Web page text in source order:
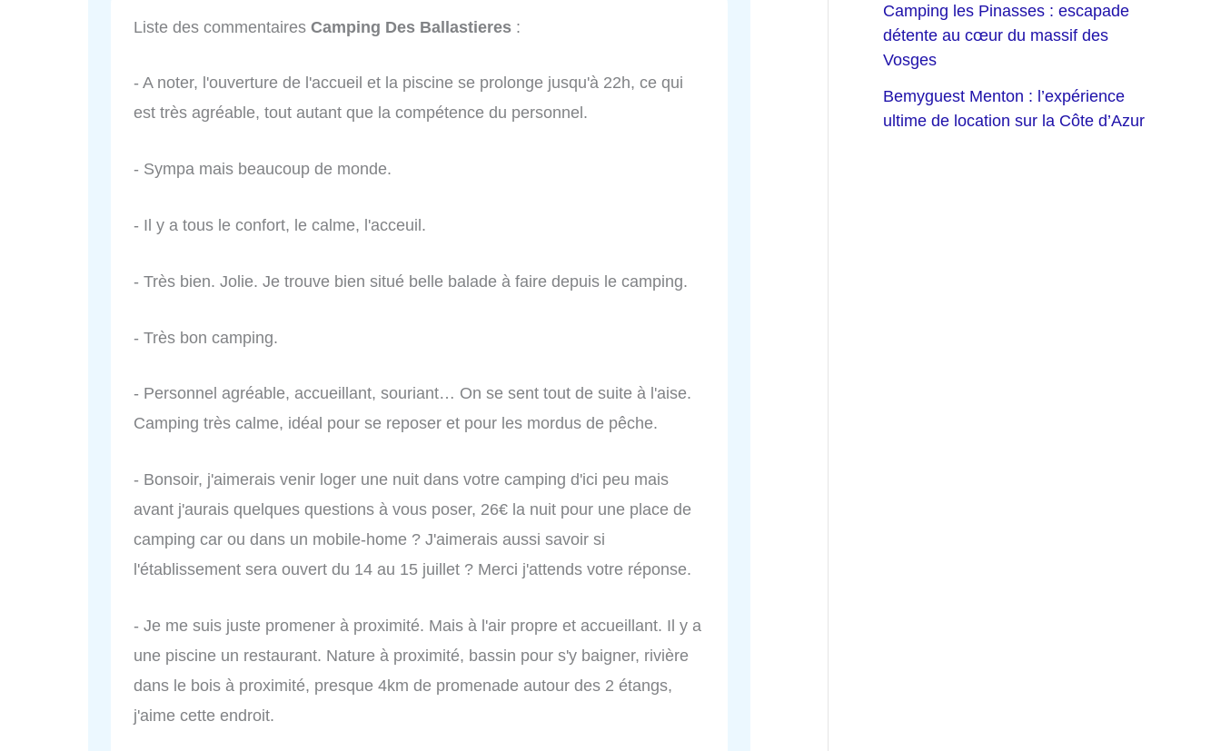
Liste des commentaires Camping Des Ballastieres :
- A noter, l'ouverture de l'accueil et la piscine se prolonge jusqu'à 22h, ce qui
est très agréable, tout autant que la compétence du personnel.
- Sympa mais beaucoup de monde.
- Il y a tous le confort, le calme, l'acceuil.
- Très bien. Jolie. Je trouve bien situé belle balade à faire depuis le camping.
- Très bon camping.
- Personnel agréable, accueillant, souriant… On se sent tout de suite à l'aise.
Camping très calme, idéal pour se reposer et pour les mordus de pêche.
- Bonsoir, j'aimerais venir loger une nuit dans votre camping d'ici peu mais
avant j'aurais quelques questions à vous poser, 26€ la nuit pour une place de
camping car ou dans un mobile-home ? J'aimerais aussi savoir si
l'établissement sera ouvert du 14 au 15 juillet ? Merci j'attends votre réponse.
- Je me suis juste promener à proximité. Mais à l'air propre et accueillant. Il y a
une piscine un restaurant. Nature à proximité, bassin pour s'y baigner, rivière
dans le bois à proximité, presque 4km de promenade autour des 2 étangs,
j'aime cette endroit.
Camping les Pinasses : escapade
détente au cœur du massif des
Vosges
Bemyguest Menton : l’expérience
ultime de location sur la Côte d’Azur